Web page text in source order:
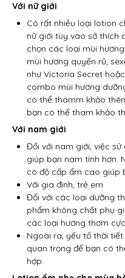
Với nữ giới
Có rất nhiều loại lotion
nữ giới tùy vào sở thích
chọn các loại mùi
mùi hương quyến rũ,
như Victoria Secret
combo mùi hương
có thể thamm khảo
bạn có thể tham khảo
Với nam giới
Đối với nam giới, việc
giúp bạn nam tính hơn.
có độ cấp ẩm cao giúp
Với gia đình, trẻ em
Đối với các loại dưỡng
phẩm không chất phụ
các loại hương thơm
Ngoài ra, yếu tố thời
quan trọng để bạn có
hợp.